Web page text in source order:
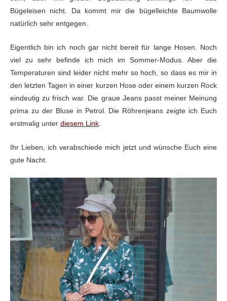
Bügeleisen nicht. Da kommt mir die bügelleichte Baumwolle
natürlich sehr entgegen.
Eigentlich bin ich noch gar nicht bereit für lange Hosen. Noch
viel zu sehr befinde ich mich im Sommer-Modus. Aber die
Temperaturen sind leider nicht mehr so hoch, so dass es mir in
den letzten Tagen in einer kurzen Hose oder einem kurzen Rock
eindeutig zu frisch war. Die graue Jeans passt meiner Meinung
prima zu der Bluse in Petrol. Die Röhrenjeans zeigte ich Euch
erstmalig unter diesem Link
Ihr Lieben, ich verabschiede mich jetzt und wünsche Euch eine
gute Nacht.